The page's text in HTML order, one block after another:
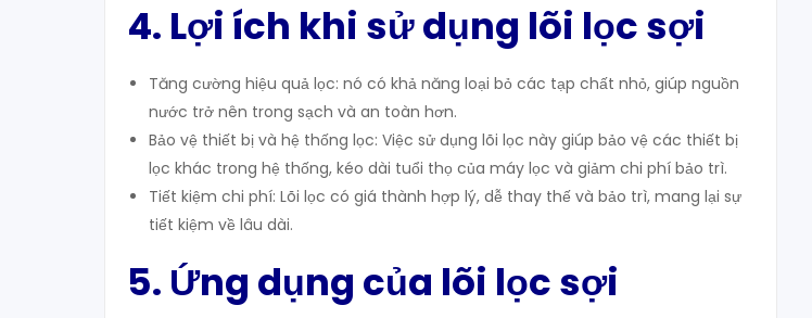
4. Lợi ích khi sử dụng lõi lọc sợi
Tăng cường hiệu quả lọc: nó có khả năng loại bỏ các tạp chất nhỏ, giúp nguồn
nước trở nên trong sạch và an toàn hơn.
Bảo vệ thiết bị và hệ thống lọc: Việc sử dụng lõi lọc này giúp bảo vệ các thiết bị
lọc khác trong hệ thống, kéo dài tuổi thọ của máy lọc và giảm chi phí bảo trì.
Tiết kiệm chi phí: Lõi lọc có giá thành hợp lý, dễ thay thế và bảo trì, mang lại sự
tiết kiệm về lâu dài.
5. Ứng dụng của lõi lọc sợi